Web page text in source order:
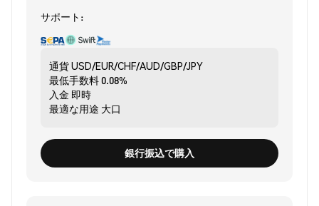
サポート:
通貨USD/EUR/CHF/AUD/GBP/JPY
最低手数料0.08%
入金 即時
最適な用途 大口
銀行振込で購入